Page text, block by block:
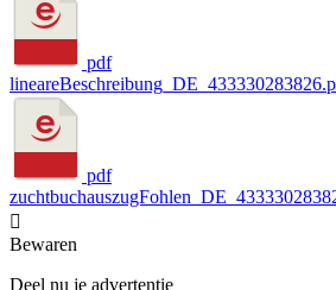
pdf
pdf

Bewaren
Deel nu je advertentie